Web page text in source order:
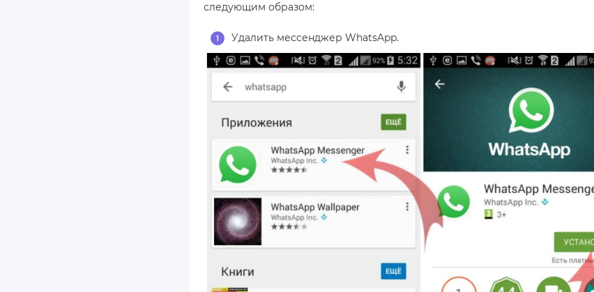
следующим образом:
Удалить мессенджер WhatsApp.